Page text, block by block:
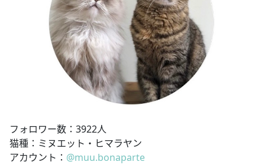
フォロワー数：3922人
猫種：ミヌエット・ヒマラヤン
アカウント： @muu.bonaparte